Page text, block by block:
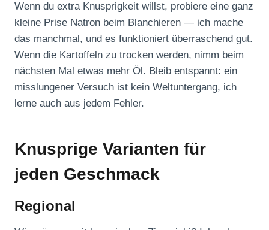
Wenn du extra Knusprigkeit willst, probiere eine ganz
kleine Prise Natron beim Blanchieren — ich mache
das manchmal, und es funktioniert überraschend gut.
Wenn die Kartoffeln zu trocken werden, nimm beim
nächsten Mal etwas mehr Öl. Bleib entspannt: ein
misslungener Versuch ist kein Weltuntergang, ich
lerne auch aus jedem Fehler.
Knusprige Varianten für
jeden Geschmack
Regional